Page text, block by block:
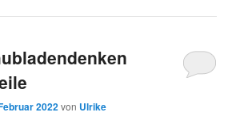
2022von Ulrike